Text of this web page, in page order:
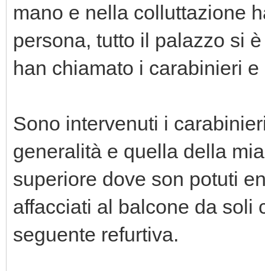
mano e nella colluttazione
persona, tutto il palazzo si
han chiamato i carabinieri
Sono intervenuti i
generalità e quella della
superiore dove son potuti
affacciati al balcone da soli
seguente refurtiva.